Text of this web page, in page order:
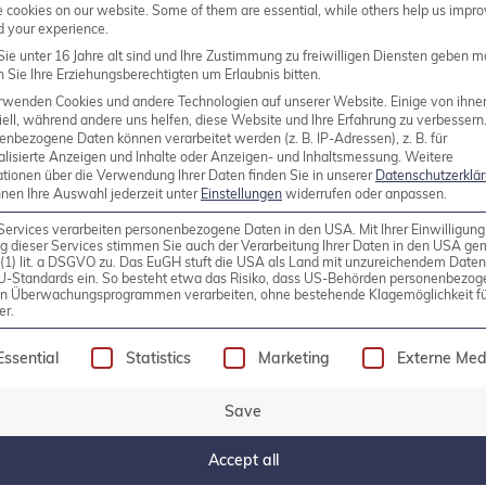
and Grafana on Debian
into Graphite and Grafana on Debian.
send metrics to Graphite via a defined
of such metrics include CPU […]
cookies on our website. Some of them are essential, while others help us
your experience.
unter 16 Jahre alt sind und Ihre Zustimmung zu freiwilligen Diensten geben
Sie Ihre Erziehungsberechtigten um Erlaubnis bitten.
Cookies und andere Technologien auf unserer Website. Einige von
während andere uns helfen, diese Website und Ihre Erfahrung zu verbessern.
Daten können verarbeitet werden (z. B. IP-Adressen), z. B. für
Anzeigen und Inhalte oder Anzeigen- und Inhaltsmessung. Weitere
über die Verwendung Ihrer Daten finden Sie in unserer
Ihre Auswahl jederzeit unter Einstellungen widerrufen oder anpassen.
verarbeiten personenbezogene Daten in den USA. Mit Ihrer
dieser Services stimmen Sie auch der Verarbeitung Ihrer Daten in den USA
lit. a DSGVO zu. Das EuGH stuft die USA als Land mit unzureichendem
Standards ein. So besteht etwa das Risiko, dass US-Behörden
Überwachungsprogrammen verarbeiten, ohne bestehende Klagemöglichkeit
is a list of service groups for which
Statistics Marketing Externe
Save
Accept all